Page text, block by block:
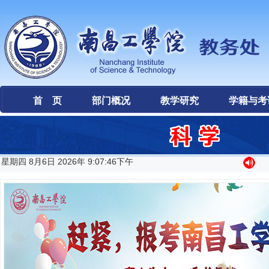
首 页 部门概况 教学研究 学籍与考
星期四 8月6日 2026年 9:07:46下午